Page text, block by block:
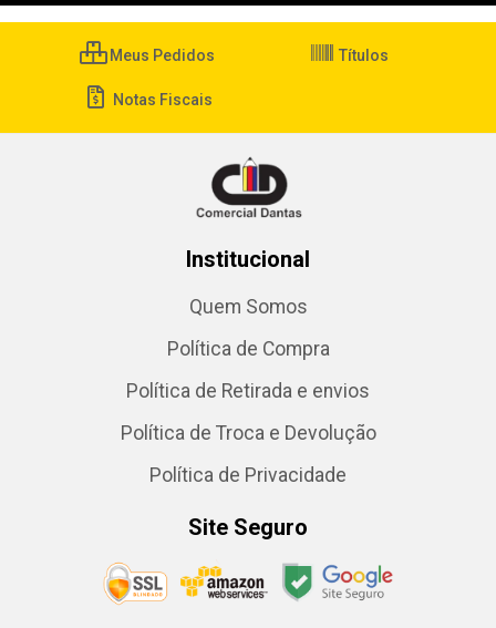
Meus Pedidos Títulos
Notas Fiscais
Institucional
Quem Somos
Política de Compra
Política de Retirada e envios
Política de Troca e Devolução
Política de Privacidade
Site Seguro